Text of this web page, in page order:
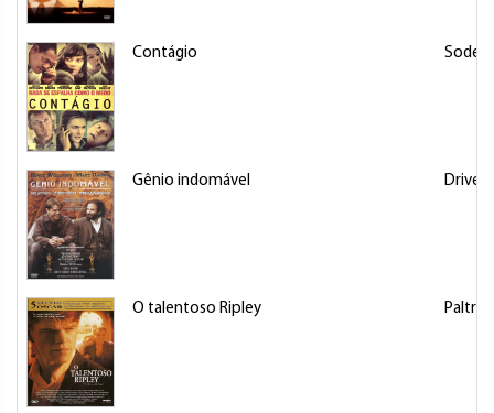
Contágio
Gênio indomável Driver,
O talentoso Ripley